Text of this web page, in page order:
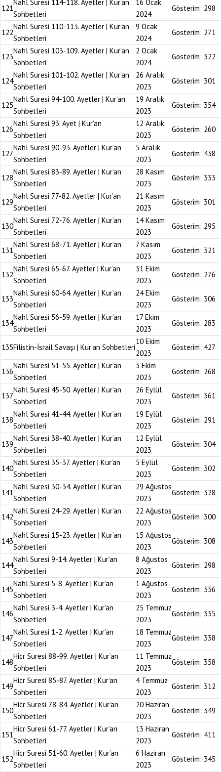
121
Nahl Suresi 114-118. Ayetler | Kur’an
Sohbetleri
16 Ocak
2024
Gösterim: 298
122
Nahl Suresi 110-113. Ayetler | Kur’an
Sohbetleri
9 Ocak
2024
Gösterim: 271
123
Nahl Suresi 103-109. Ayetler | Kur’an
Sohbetleri
2 Ocak
2024
Gösterim: 322
124
Nahl Suresi 101-102. Ayetler | Kur’an
Sohbetleri
26 Aralık
2023
Gösterim: 301
125
Nahl Suresi 94-100. Ayetler | Kur’an
Sohbetleri
19 Aralık
2023
Gösterim: 354
126
Nahl Suresi 93. Ayet | Kur’an
Sohbetleri
12 Aralık
2023
Gösterim: 260
127
Nahl Suresi 90-93. Ayetler | Kur’an
Sohbetleri
5 Aralık
2023
Gösterim: 438
128
Nahl Suresi 83-89. Ayetler | Kur’an
Sohbetleri
28 Kasım
2023
Gösterim: 333
129
Nahl Suresi 77-82. Ayetler | Kur’an
Sohbetleri
21 Kasım
2023
Gösterim: 301
130
Nahl Suresi 72-76. Ayetler | Kur’an
Sohbetleri
14 Kasım
2023
Gösterim: 295
131
Nahl Suresi 68-71. Ayetler | Kur’an
Sohbetleri
7 Kasım
2023
Gösterim: 321
132
Nahl Suresi 65-67. Ayetler | Kur’an
Sohbetleri
31 Ekim
2023
Gösterim: 276
133
Nahl Suresi 60-64. Ayetler | Kur’an
Sohbetleri
24 Ekim
2023
Gösterim: 306
134
Nahl Suresi 56-59. Ayetler | Kur’an
Sohbetleri
17 Ekim
2023
Gösterim: 283
135Filistin-İsrail Savaşı | Kur’an Sohbetleri
10 Ekim
2023
Gösterim: 427
136
Nahl Suresi 51-55. Ayetler | Kur’an
Sohbetleri
3 Ekim
2023
Gösterim: 268
137
Nahl Suresi 45-50. Ayetler | Kur’an
Sohbetleri
26 Eylül
2023
Gösterim: 361
138
Nahl Suresi 41-44. Ayetler | Kur’an
Sohbetleri
19 Eylül
2023
Gösterim: 291
139
Nahl Suresi 38-40. Ayetler | Kur’an
Sohbetleri
12 Eylül
2023
Gösterim: 304
140
Nahl Suresi 35-37. Ayetler | Kur’an
Sohbetleri
5 Eylül
2023
Gösterim: 302
141
Nahl Suresi 30-34. Ayetler | Kur’an
Sohbetleri
29 Ağustos
2023
Gösterim: 328
142
Nahl Suresi 24-29. Ayetler | Kur’an
Sohbetleri
22 Ağustos
2023
Gösterim: 300
143
Nahl Suresi 15-23. Ayetler | Kur’an
Sohbetleri
15 Ağustos
2023
Gösterim: 308
144
Nahl Suresi 9-14. Ayetler | Kur’an
Sohbetleri
8 Ağustos
2023
Gösterim: 298
145
Nahl Suresi 5-8. Ayetler | Kur’an
Sohbetleri
1 Ağustos
2023
Gösterim: 336
146
Nahl Suresi 3-4. Ayetler | Kur’an
Sohbetleri
25 Temmuz
2023
Gösterim: 335
147
Nahl Suresi 1-2. Ayetler | Kur’an
Sohbetleri
18 Temmuz
2023
Gösterim: 338
148
Hicr Suresi 88-99. Ayetler | Kur’an
Sohbetleri
11 Temmuz
2023
Gösterim: 358
149
Hicr Suresi 85-87. Ayetler | Kur’an
Sohbetleri
4 Temmuz
2023
Gösterim: 312
150
Hicr Suresi 78-84. Ayetler | Kur’an
Sohbetleri
20 Haziran
2023
Gösterim: 349
151
Hicr Suresi 61-77. Ayetler | Kur’an
Sohbetleri
13 Haziran
2023
Gösterim: 411
152
Hicr Suresi 51-60. Ayetler | Kur’an
Sohbetleri
6 Haziran
2023
Gösterim: 345